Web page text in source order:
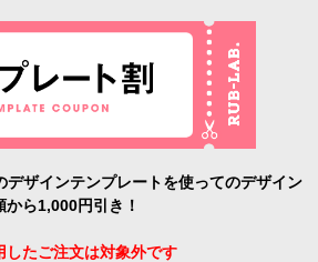
デザインテンプレートを使ってのデザイン
ら1,000円引き！
たご注文は対象外です